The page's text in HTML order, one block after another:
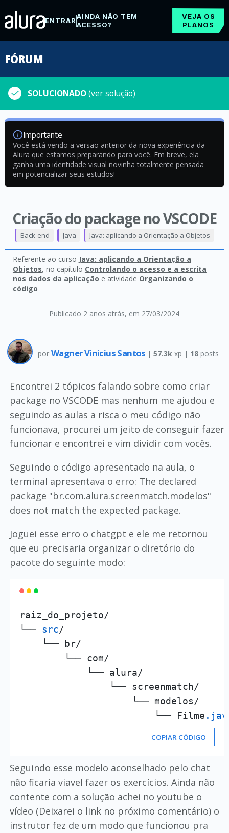
ENTRARAINDA NÃO TEM
ACESSO?
VEJA OS
PLANOS
FÓRUM
SOLUCIONADO(ver solução)
Importante
Você está vendo a versão anterior da nova experiência da
Alura que estamos preparando para você. Em breve, ela
ganha uma identidade visual novinha totalmente pensada
em potencializar seus estudos!
Criação do package no VSCODE
Publicado 2 anos atrás, em 27/03/2024
Back-end Java Java: aplicando a Orientação a Objetos
Referente ao curso Java: aplicando a Orientação a
Objetos, no capítulo Controlando o acesso e a escrita
nos dados da aplicação e atividade Organizando o
código
por Wagner Vinicius Santos |57.3k xp | 18 posts
Encontrei 2 tópicos falando sobre como criar
package no VSCODE mas nenhum me ajudou e
seguindo as aulas a risca o meu código não
funcionava, procurei um jeito de conseguir fazer
funcionar e encontrei e vim dividir com vocês.
Seguindo o código apresentado na aula, o
terminal apresentava o erro: The declared
package "br.com.alura.screenmatch.modelos"
does not match the expected package.
Joguei esse erro o chatgpt e ele me retornou
que eu precisaria organizar o diretório do
pacote do seguinte modo:
raiz_do_projeto/
└── src/
    └── br/
        └── com/
            └── alura/
                └── screenmatch/
                    └── modelos/
                        └── Filme
COPIAR CÓDIGO
Seguindo esse modelo aconselhado pelo chat
não ficaria viavel fazer os exercícios. Ainda não
contente com a solução achei no youtube o
vídeo (Deixarei o link no próximo comentário) o
instrutor fez de um modo que funcionou pra